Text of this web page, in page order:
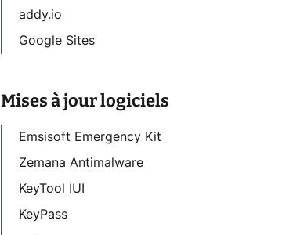
addy.io
Google Sites
Mises à jour logiciels
Emsisoft Emergency Kit
Zemana Antimalware
KeyTool IUI
KeyPass